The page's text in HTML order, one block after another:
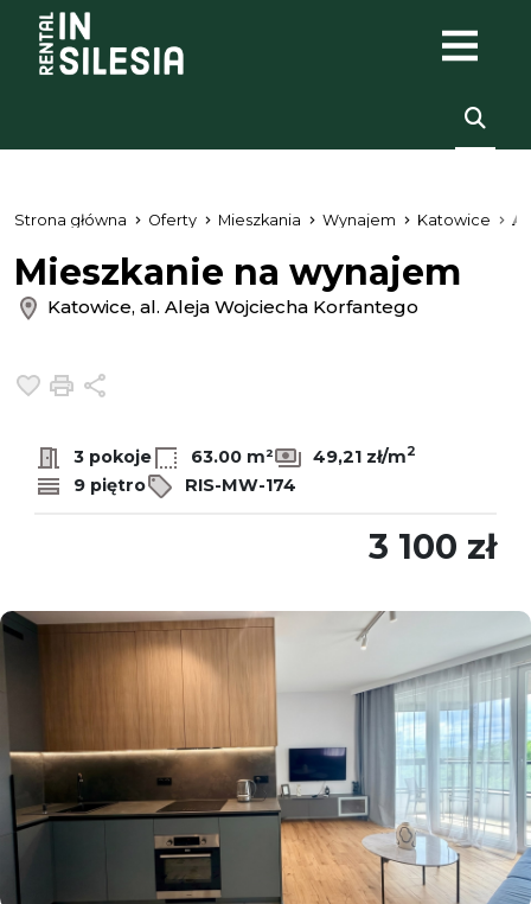
Strona główna Oferty Mieszkania Wynajem Katowice
Mieszkanie na wynajem
Katowice, al. Aleja Wojciecha Korfantego
Dodaj do ulubionych
Drukuj
3 pokoje 63.00 m² 49,21 zł/m2
9 piętro RIS-MW-174
3 100 zł